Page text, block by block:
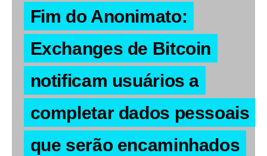
Fim do Anonimato:
Exchanges de Bitcoin
notificam usuários a
completar dados pessoais
que serão encaminhados